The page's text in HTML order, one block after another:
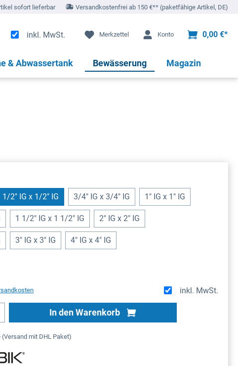
sofort lieferbar Versandkostenfrei ab 150 €** (paketfähige Artikel, DE)
inkl. MwSt. Merkzettel Konto 0,00 €*
& Abwassertank Bewässerung Magazin
ist zurzeit nicht verfügbar.)
1/2" IG x 1/2" IG 3/4" IG x 3/4" IG 1" IG x 1" IG
1 1/2" IG x 1 1/2" IG 2" IG x 2" IG
3" IG x 3" IG 4" IG x 4" IG
inkl. MwSt.
Gib den gewünschten Wert ein oder
In den Warenkorb
mit DHL Paket)